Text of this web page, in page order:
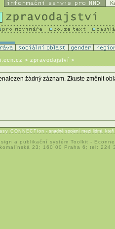
> zpravodajství >
žádný záznam. Zkuste změnit
CONNECTion - snadné spojení mezi lidmi,
a publikační systém Toolkit -
23; 160 00 Praha 6; tel: 224